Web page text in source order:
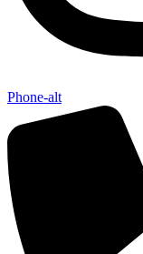
Phone-alt